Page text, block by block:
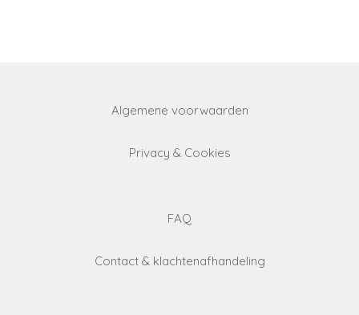
Algemene voorwaarden
Privacy & Cookies
FAQ
Contact & klachtenafhandeling